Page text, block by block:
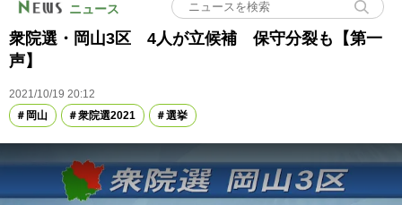
ニュース
衆院選・岡山3区 4人が立候補 保守分裂も【第一
声】
2021/10/19 20:12
岡山
衆院選2021 選挙